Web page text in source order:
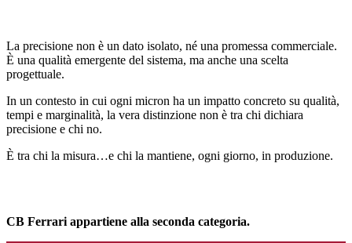
La precisione non è un dato isolato, né una promessa commerciale.
È una qualità emergente del sistema, ma anche una scelta
progettuale.
In un contesto in cui ogni micron ha un impatto concreto su qualità,
tempi e marginalità, la vera distinzione non è tra chi dichiara
precisione e chi no.
È tra chi la misura…e chi la mantiene, ogni giorno, in produzione.
CB Ferrari appartiene alla seconda categoria.